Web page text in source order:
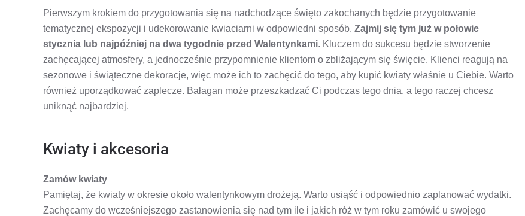
Pierwszym krokiem do przygotowania się na nadchodzące święto zakochanych będzie przygotowanie
tematycznej ekspozycji i udekorowanie kwiaciarni w odpowiedni sposób. Zajmij się tym już w połowie
stycznia lub najpóźniej na dwa tygodnie przed Walentynkami. Kluczem do sukcesu będzie stworzenie
zachęcającej atmosfery, a jednocześnie przypomnienie klientom o zbliżającym się święcie. Klienci reagują na
sezonowe i świąteczne dekoracje, więc może ich to zachęcić do tego, aby kupić kwiaty właśnie u Ciebie. Warto
również uporządkować zaplecze. Bałagan może przeszkadzać Ci podczas tego dnia, a tego raczej chcesz
uniknąć najbardziej.
Kwiaty i akcesoria
Zamów kwiaty
Pamiętaj, że kwiaty w okresie około walentynkowym drożeją. Warto usiąść i odpowiednio zaplanować wydatki.
Zachęcamy do wcześniejszego zastanowienia się nad tym ile i jakich róż w tym roku zamówić u swojego